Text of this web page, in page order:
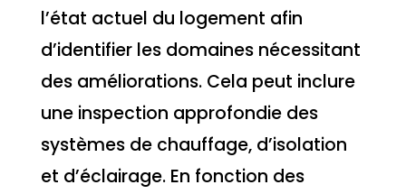
l’état actuel du logement afin
d’identifier les domaines nécessitant
des améliorations. Cela peut inclure
une inspection approfondie des
systèmes de chauffage, d’isolation
et d’éclairage. En fonction des